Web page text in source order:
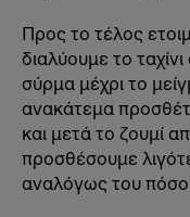
Προς το τέλος
διαλύουμε το
σύρμα μέχρι το
ανακάτεμα
και μετά το ζουμί
προσθέσουμε
αναλόγως του πόσο